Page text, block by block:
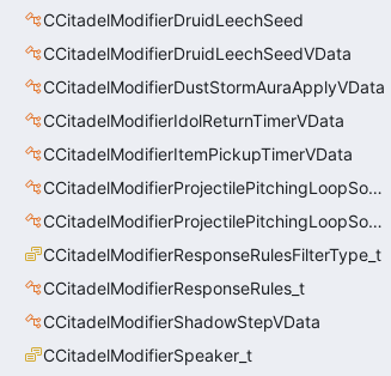
CCitadelModifierDruidLeechSeed
CCitadelModifierDruidLeechSeedVData
CCitadelModifierDustStormAuraApplyVData
CCitadelModifierIdolReturnTimerVData
CCitadelModifierItemPickupTimerVData
CCitadelModifierProjectilePitchingLoopSoundThinker
CCitadelModifierProjectilePitchingLoopSoundThinkerVData
CCitadelModifierResponseRulesFilterType_t
CCitadelModifierResponseRules_t
CCitadelModifierShadowStepVData
CCitadelModifierSpeaker_t